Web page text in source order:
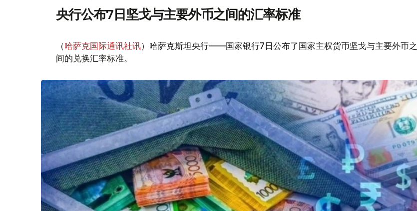
央行公布7日坚戈与主要外币之间的汇率标准
（哈萨克国际通讯社讯）哈萨克斯坦央行——国家银行7日公布了国家主权货币坚戈与主要外币之
间的兑换汇率标准。